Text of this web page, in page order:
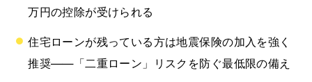
万円の控除が受けられる
住宅ローンが残っている方は地震保険の加入を強く
推奨——「二重ローン」リスクを防ぐ最低限の備え